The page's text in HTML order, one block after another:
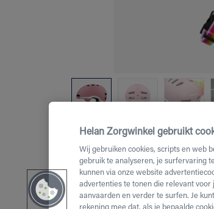
Helan Zorgwinkel gebruikt
Wij gebruiken cookies, scripts en web
gebruik te analyseren, je surfervaring
kunnen via onze website
advertenties te tonen die relevant voor
aanvaarden en verder te surfen. Je